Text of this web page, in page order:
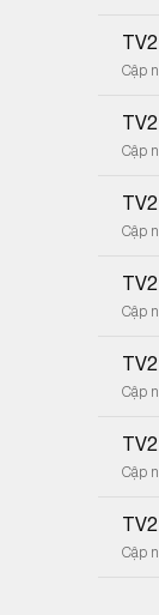
Cập
Cập
Cập
Cập
Cập
Cập
Cập